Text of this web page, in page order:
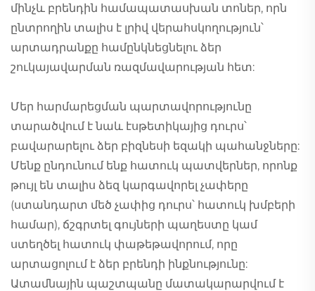
մինչև բրենդին համապատասխան տոներ, որն
ընտրողին տալիս է լրիվ վերահսկողություն՝
արտադրանքը համընկնեցնելու ձեր
շուկայավարման ռազմավարության հետ:
Մեր հարմարեցման պարտավորությունը
տարածվում է նաև էսթետիկայից դուրս՝
բավարարելու ձեր բիզնեսի եզակի պահանջները:
Մենք ընդունում ենք հատուկ պատվերներ, որոնք
թույլ են տալիս ձեզ կարգավորել չափերը
(ստանդարտ մեծ չափից դուրս՝ հատուկ խմբերի
համար), ճշգրտել գույների պաղեստը կամ
ստեղծել հատուկ փաթեթավորում, որը
արտացոլում է ձեր բրենդի ինքնությունը:
Ատամնային պաշտպանը մատակարարվում է